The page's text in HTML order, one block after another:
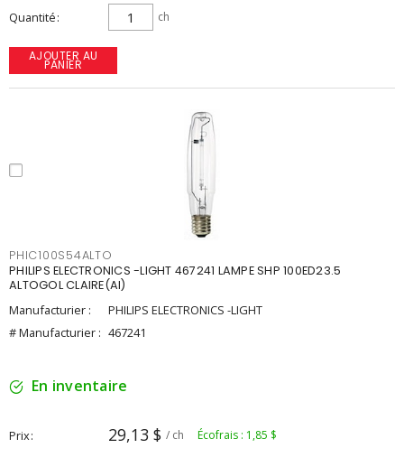
Quantité ch
AJOUTER AU
PANIER
PHIC100S54ALTO
PHILIPS ELECTRONICS -LIGHT 467241 LAMPE SHP 100ED23.5
ALTOGOL CLAIRE(AI)
Manufacturier :
PHILIPS ELECTRONICS -LIGHT
# Manufacturier : 467241
En inventaire
Prix 29,13 $ / ch Écofrais : 1,85 $